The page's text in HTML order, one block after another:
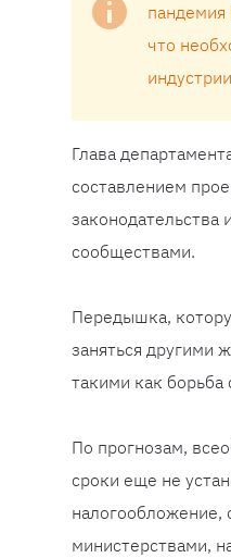
пандемия
что
Глава
составлением
сообществами.
Передышка,
заняться другими
такими как
По прогнозам,
сроки еще не
министерствами,